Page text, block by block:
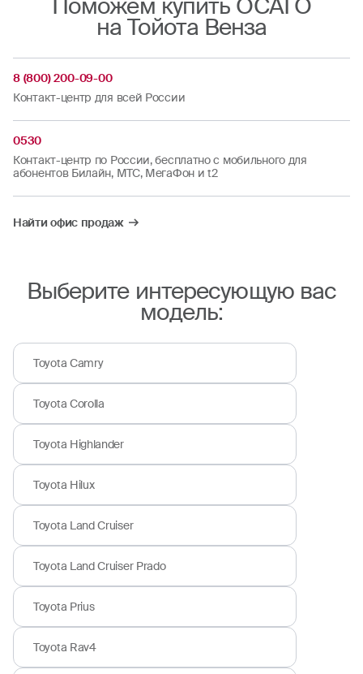
Поможем купить ОСАГО
на Тойота Венза
8 (800) 200-09-00
Контакт-центр для всей России
0530
Контакт-центр по России, бесплатно с мобильного для
абонентов Билайн, МТС, МегаФон и t2
Найти офис продаж
Выберите интересующую вас
модель:
Toyota Camry
Toyota Corolla
Toyota Highlander
Toyota Hilux
Toyota Land Cruiser
Toyota Land Cruiser Prado
Toyota Prius
Toyota Rav4